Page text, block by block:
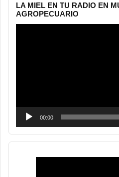
LA MIEL EN TU RADIO EN
AGROPECUARIO
00:00